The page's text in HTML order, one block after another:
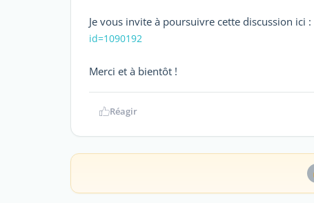
Je vous invite à poursuivre cette discussion ici :
id=1090192
Merci et à bientôt !
Réagir